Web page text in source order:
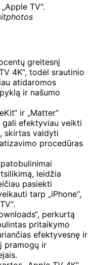
greitesnį
4K“, todėl srautinio
atidaromos
ir našumo
ir „Matter“
gali efektyviau veikti
skirtas valdyti
procedūras
leidžia
pasiekti
tarp „iPhone“,
perkurtą
pritaikymo
efektyvesnę ir
pramogų ir